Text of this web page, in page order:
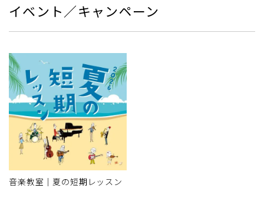
イベント／キャンペーン
音楽教室｜夏の短期レッスン